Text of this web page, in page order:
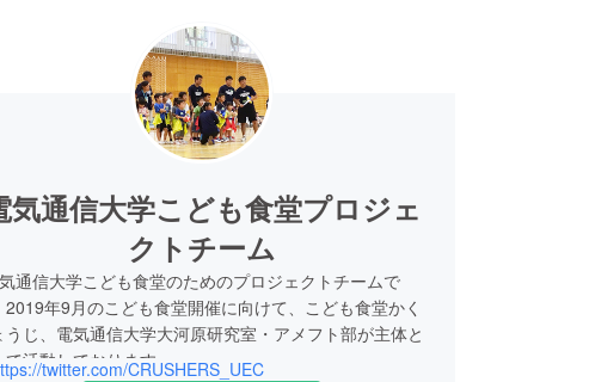
気通信大学こども食堂プロジェ
クトチーム
通信大学こども食堂のためのプロジェクトチームで
2019年9月のこども食堂開催に向けて、こども食堂かく
うじ、電気通信大学大河原研究室・アメフト部が主体と
て活動しております。
twitter.com/CRUSHERS_UEC